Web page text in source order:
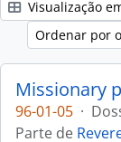
Visualização
Ordenar por
Missionary
96-01-05 ·
Parte de